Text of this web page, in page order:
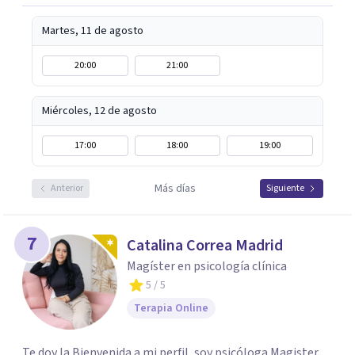
Martes, 11 de agosto
20:00 21:00
Miércoles, 12 de agosto
17:00 18:00 19:00
Anterior Más días Siguiente
7 Catalina Correa Madrid
Magíster en psicología clínica
5 / 5
Terapia Online